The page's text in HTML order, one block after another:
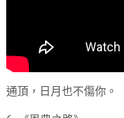
通頂，日月也不傷你。